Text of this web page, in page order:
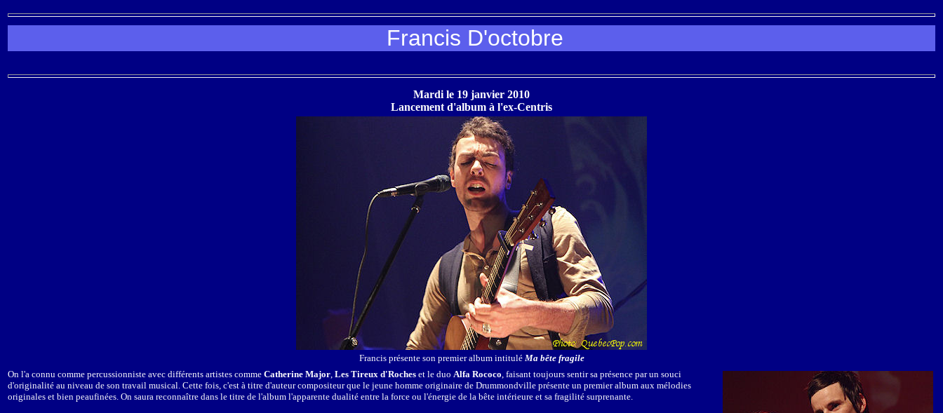
Francis D'octobre
Mardi le 19 janvier 2010
Lancement d'album à l'ex-Centris
Francis présente son premier album intitulé Ma bête fragile
On l'a connu comme percussionniste avec différents artistes comme Catherine Major, Les Tireux d'Roches et le duo Alfa Rococo, faisant toujours sentir sa présence par un souci
d'originalité au niveau de son travail musical. Cette fois, c'est à titre d'auteur compositeur que le jeune homme originaire de Drummondville présente un premier album aux mélodies
originales et bien peaufinées. On saura reconnaître dans le titre de l'album l'apparente dualité entre la force ou l'énergie de la bête intérieure et sa fragilité surprenante.